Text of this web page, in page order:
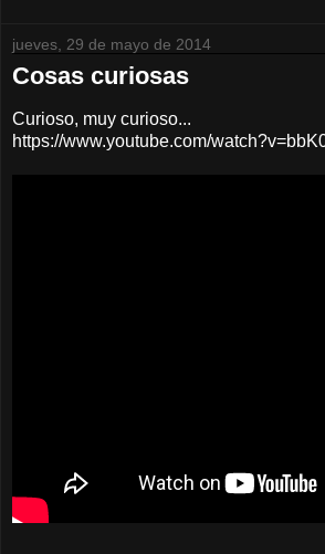
jueves, 29 de mayo de 2014
Cosas curiosas
Curioso, muy curioso...
https://www.youtube.com/